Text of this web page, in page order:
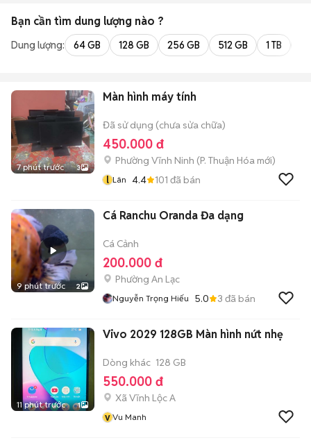
Bạn cần tìm dung lượng nào ?
Dung lượng: 64 GB 128 GB 256 GB 512 GB 1 TB
7 phút trước 3
Màn hình máy tính
Đã sử dụng (chưa sửa chữa)
450.000 đ
Phường Vĩnh Ninh (P. Thuận Hóa mới)
l Lân 4.4 101 đã bán
9 phút trước 2
Cá Ranchu Oranda Đa dạng
Cá Cảnh
200.000 đ
Phường An Lạc
Nguyễn Trọng Hiếu 5.0 3 đã bán
11 phút trước 1
Vivo 2029 128GB Màn hình nứt nhẹ
Dòng khác 128 GB
550.000 đ
Xã Vĩnh Lộc A
v Vu Manh